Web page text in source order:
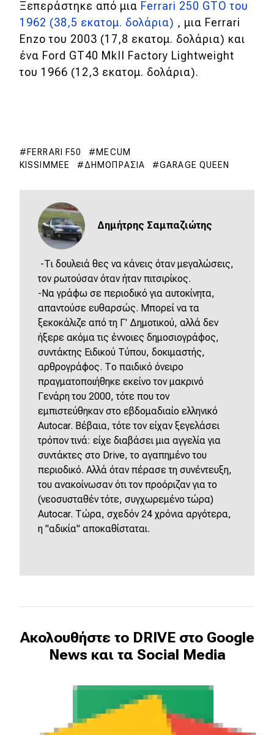
Ξεπεράστηκε από μια Ferrari 250 GTO του
1962 (38,5 εκατομ. δολάρια) , μια Ferrari
Enzo του 2003 (17,8 εκατομ. δολάρια) και
ένα Ford GT40 MkII Factory Lightweight
του 1966 (12,3 εκατομ. δολάρια).
FERRARI F50
MECUM
KISSIMMEE
ΔΗΜΟΠΡΑΣΊΑ GARAGE QUEEN
Δημήτρης Σαμπαζιώτης
-Τι δουλειά θες να κάνεις όταν μεγαλώσεις,
τον ρωτούσαν όταν ήταν πιτσιρίκος.
-Να γράφω σε περιοδικό για αυτοκίνητα,
απαντούσε ευθαρσώς. Μπορεί να τα
ξεκοκάλιζε από τη Γ' Δημοτικού, αλλά δεν
ήξερε ακόμα τις έννοιες δημοσιογράφος,
συντάκτης Ειδικού Τύπου, δοκιμαστής,
αρθρογράφος. Το παιδικό όνειρο
πραγματοποιήθηκε εκείνο τον μακρινό
Γενάρη του 2000, τότε που τον
εμπιστεύθηκαν στο εβδομαδιαίο ελληνικό
Autocar. Βέβαια, τότε τον είχαν ξεγελάσει
τρόπον τινά: είχε διαβάσει μια αγγελία για
συντάκτες στο Drive, το αγαπημένο του
περιοδικό. Αλλά όταν πέρασε τη συνέντευξη,
του ανακοίνωσαν ότι τον προόριζαν για το
(νεοσυσταθέν τότε, συγχωρεμένο τώρα)
Autocar. Τώρα, σχεδόν 24 χρόνια αργότερα,
η "αδικία" αποκαθίσταται.
Ακολουθήστε το DRIVE στο Google
News και τα Social Media